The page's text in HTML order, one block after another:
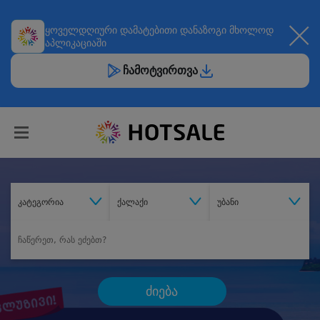
ყოველდღიური დამატებითი დანაზოგი მხოლოდ
აპლიკაციაში
ჩამოტვირთვა
კატეგორია ქალაქი უბანი
ძიება